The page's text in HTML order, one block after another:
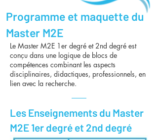
Programme et maquette du
Master M2E
Le Master M2E 1er degré et 2nd degré est
conçu dans une logique de blocs de
compétences combinant les aspects
disciplinaires, didactiques, professionnels, en
lien avec la recherche.
Les Enseignements du Master
M2E 1er degré et 2nd degré